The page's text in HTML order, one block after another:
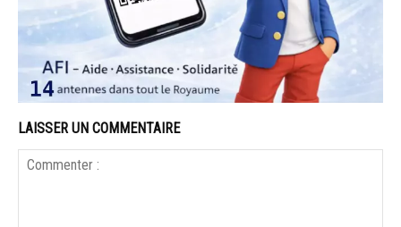
LAISSER UN COMMENTAIRE